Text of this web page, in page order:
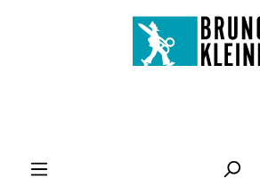
Zum Hauptinhalt springen